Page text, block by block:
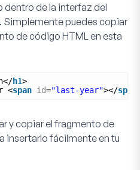
dentro de la interfaz del
puedes copiar
de código HTML en esta
h1>
<span id="last-year"></span
y copiar el fragmento de
insertarlo fácilmente en tu